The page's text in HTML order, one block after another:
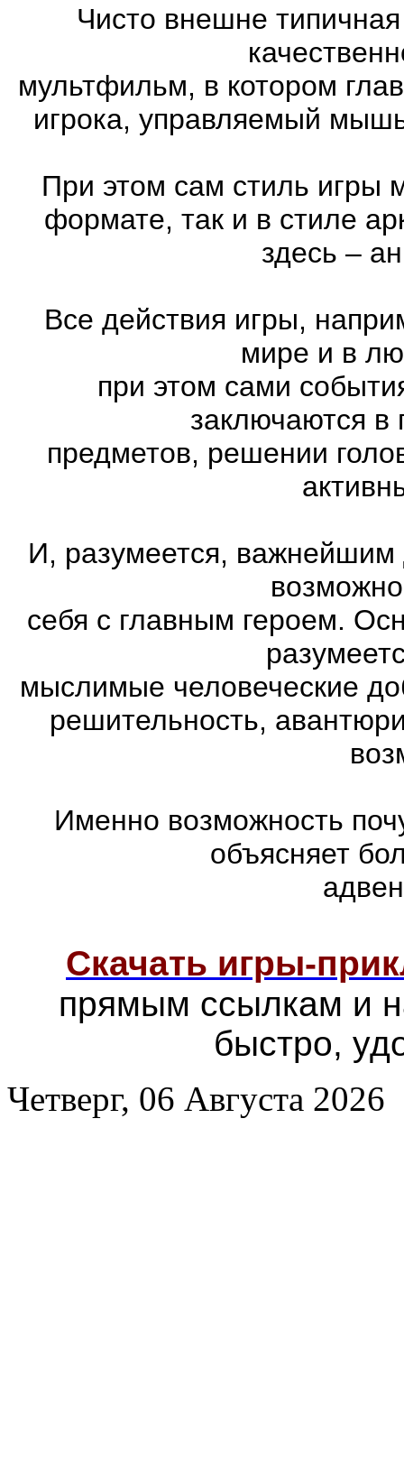
Чисто внешне
мультфильм, в котором
игрока, управляемый
При этом сам стиль игры
формате, так и в стиле
здесь –
Все действия игры,
мире и в
при этом сами
заключаются в
предметов, решении
И, разумеется, важнейшим
себя с главным героем.
мыслимые человеческие
решительность,
Именно возможность
объясняет
Скачать игры-
прямым ссылкам и
быстро,
Четверг, 06 Августа 2026